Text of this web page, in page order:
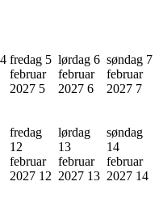
fredag 5
februar
2027 5
lørdag 6
februar
2027 6
søndag 7
februar
2027 7
fredag
12
februar
2027 12
lørdag
13
februar
2027 13
søndag
14
februar
2027 14